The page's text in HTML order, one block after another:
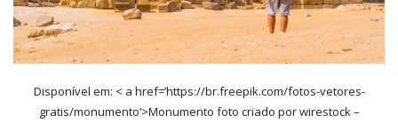
Disponível em: < a href=’https://br.freepik.com/fotos-vetores-
gratis/monumento’>Monumento foto criado por wirestock –